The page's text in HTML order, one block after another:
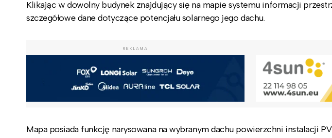
Klikając w dowolny budynek znajdujący się na mapie systemu informacji
szczegółowe dane dotyczące potencjału solarnego jego dachu.
REKLAMA
Mapa posiada funkcję narysowana na wybranym dachu powierzchni instalacji